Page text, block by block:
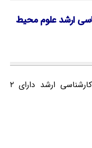
ارشد علوم محیط
رشته علوم محیط زیست در مقطع کارشناسی ارشد دارای ۲